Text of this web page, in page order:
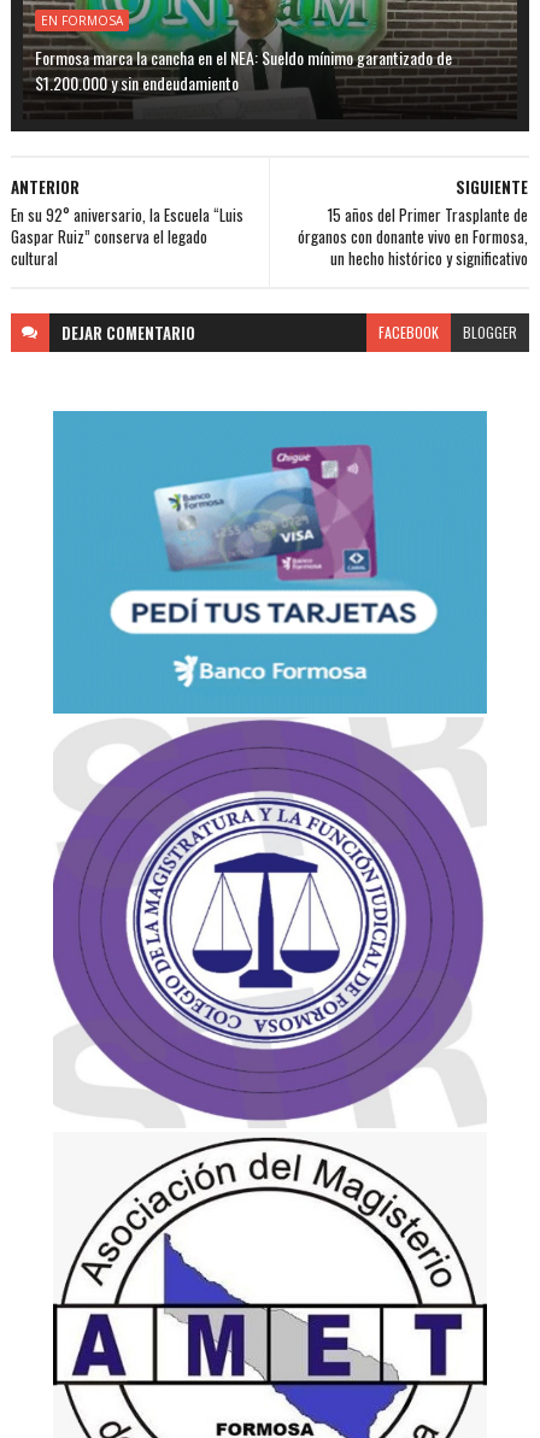
EN FORMOSA
Formosa marca la cancha en el NEA: Sueldo mínimo garantizado de
$1.200.000 y sin endeudamiento
SIGUIENTE
15 años del Primer Trasplante de
órganos con donante vivo en Formosa,
un hecho histórico y significativo
ANTERIOR
En su 92° aniversario, la Escuela “Luis
Gaspar Ruiz” conserva el legado
cultural
DEJAR COMENTARIO FACEBOOK BLOGGER